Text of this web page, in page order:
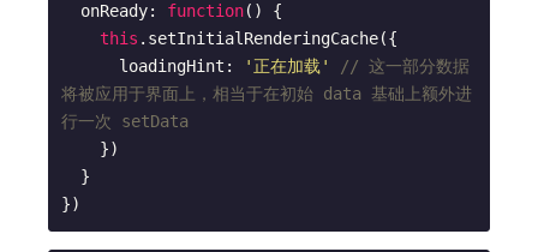
  onReady:
function( ) {
this .setInitialRenderingCache({
      loadingHint:
'正在加载'
// 这一部分数据
将被应用于界面上，相当于在初始 data 基础上额外进
行一次 setData